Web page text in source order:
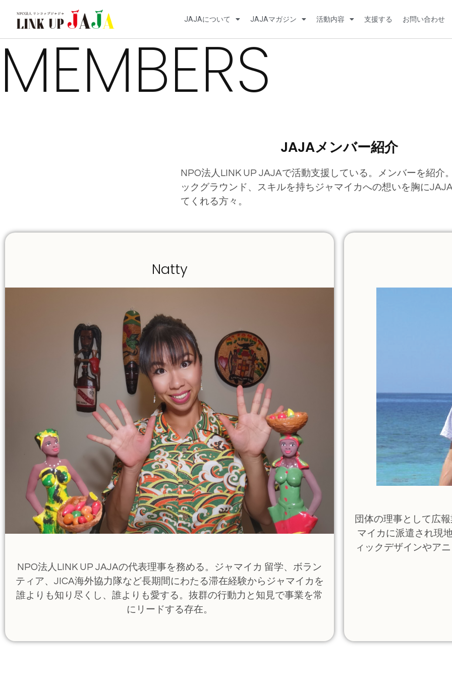
JAJAについて JAJAマガジン 活動内容 支援する お問い合わせ
MEMBERS
JAJAメンバー紹介
NPO法人LINK UP JAJAで活動支援している。メンバーを紹介
ックグラウンド、スキルを持ちジャマイカへの想いを胸に
てくれる方々。
Natty
NPO法人LINK UP JAJAの代表理事を務める。ジャマイカ 留学、ボラン
ティア、JICA海外協力隊など長期間にわたる滞在経験からジャマイカを
誰よりも知り尽くし、誰よりも愛する。抜群の行動力と知見で事業を常
にリードする存在。
団体の理事として広
マイカに派遣され現
ィックデザインやア